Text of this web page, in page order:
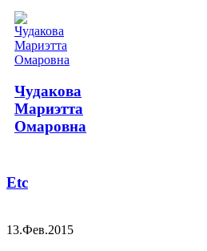
Чудакова
Мариэтта
Омаровна
Etc
13.Фев.2015